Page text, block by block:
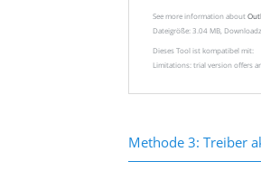
See more information about
Dateigröße: 3.04 MB,
Dieses Tool ist kompatibel mit:
Limitations: trial version offers
Methode 3: Treiber